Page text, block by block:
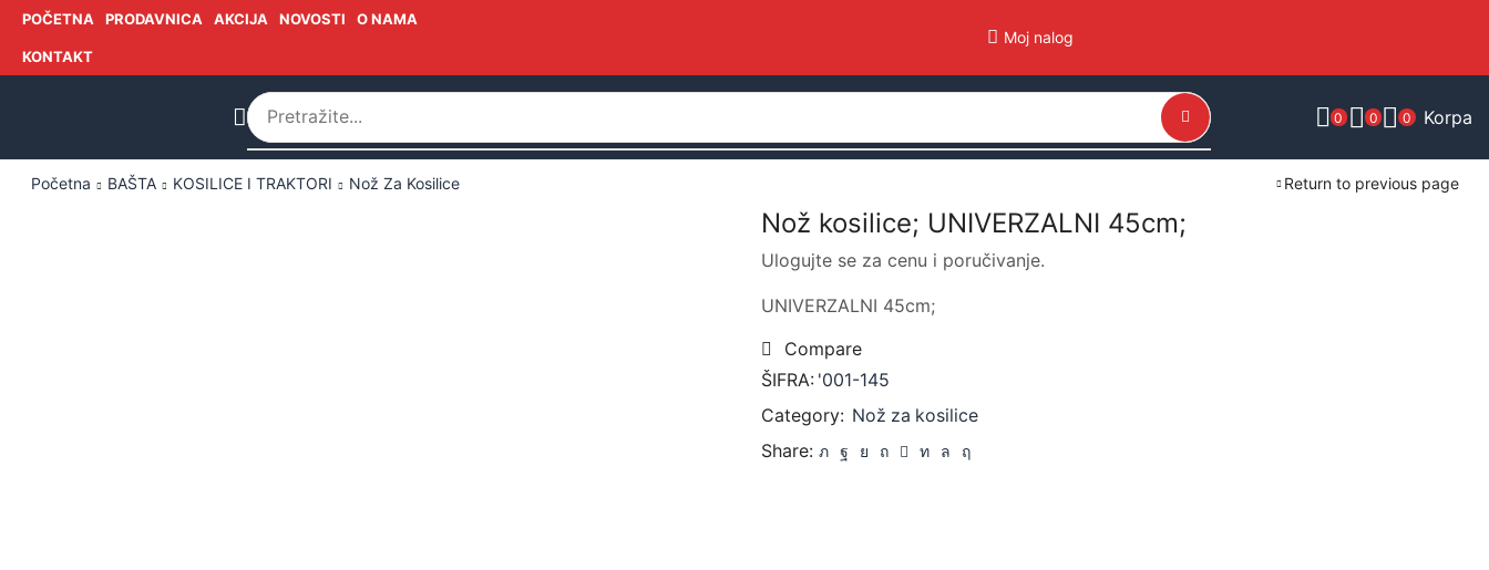
POČETNA PRODAVNICA AKCIJA NOVOSTI O NAMA
KONTAKT
Moj nalog
0 0 0 Korpa
Početna BAŠTA KOSILICE I TRAKTORI Nož Za Kosilice Return to previous page
Nož kosilice; UNIVERZALNI 45cm;
Ulogujte se za cenu i poručivanje.
UNIVERZALNI 45cm;
Compare
ŠIFRA: '001-145
Category: Nož za kosilice
Share: